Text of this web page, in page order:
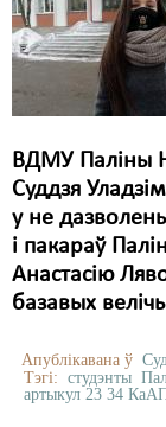
ВДМУ Паліны
Суддзя
у не
і пакараў
Анастасію
базавых
Апублікавана ў
Тэгі: студэнты
артыкул 23 34